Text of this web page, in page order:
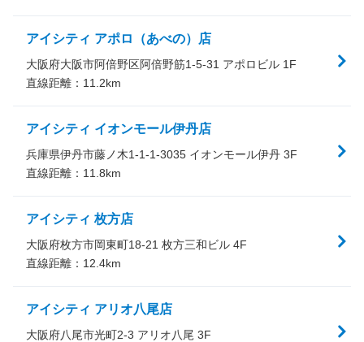
アイシティ アポロ（あべの）店
大阪府大阪市阿倍野区阿倍野筋1-5-31 アポロビル 1F
直線距離： 11.2km
アイシティ イオンモール伊丹店
兵庫県伊丹市藤ノ木1-1-1-3035 イオンモール伊丹 3F
直線距離： 11.8km
アイシティ 枚方店
大阪府枚方市岡東町18-21 枚方三和ビル 4F
直線距離： 12.4km
アイシティ アリオ八尾店
大阪府八尾市光町2-3 アリオ八尾 3F